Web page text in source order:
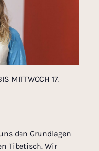
MITTWOCH 17.
den Grundlagen
Tibetisch. Wir